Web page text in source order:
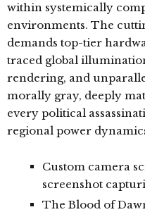
within systemically
environments. The
demands top-tier
traced global
rendering, and
morally gray, deeply
every political
regional power
Custom camera
screenshot
The Blood of